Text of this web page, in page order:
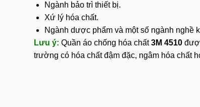
Ngành bảo trì thiết bị.
Xứ lý hóa chất.
Ngành dược phẩm và một số ngành nghề
Lưu ý: Quần áo chống hóa chất3M 4510
trường có hóa chất đậm đặc, ngâm hóa chất